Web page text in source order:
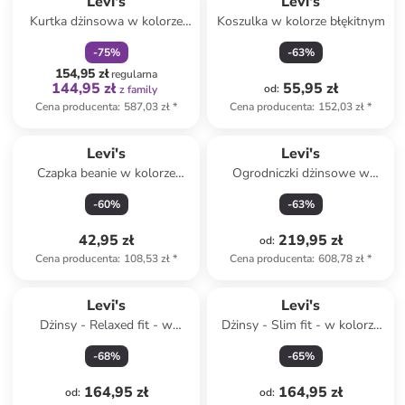
Kurtka dżinsowa w kolorze
zielonym
-75%
154,95 złregularna
144,95 zł z family
Cena producenta: 587,03 zł*
Koszulka w kolorze błękitnym
-63%
od: 55,95 zł
Cena producenta: 152,03 zł*
Levi's
Czapka beanie w kolorze
jasnoróżowym
-60%
42,95 zł
Cena producenta: 108,53 zł*
Levi's
Ogrodniczki dżinsowe w
kolorze błękitnym
-63%
od: 219,95 zł
Cena producenta: 608,78 zł*
Levi's
Dżinsy - Relaxed fit - w
kolorze niebieskim
-68%
od: 164,95 zł
Levi's
Dżinsy - Slim fit - w kolorze
kremowym
-65%
od: 164,95 zł